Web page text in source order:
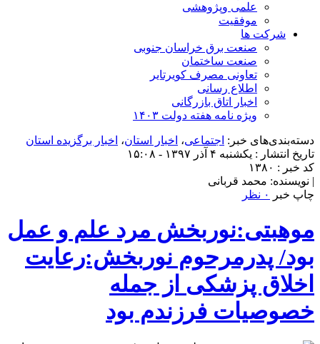
علمی وپژوهشی
موفقیت
شرکت ها
صنعت برق خراسان جنوبی
صنعت ساختمان
تعاونی مصرف کویرتایر
اطلاع رسانی
اخبار اتاق بازرگانی
ویژه نامه هفته دولت ۱۴۰۳
دسته‌بندی‌های خبر: اجتماعی، اخبار استان، اخبار برگزیده استان
تاریخ انتشار : یکشنبه ۴ آذر ۱۳۹۷ - ۱۵:۰۸
کد خبر : ۱۳۸۰
| نویسنده: محمد قربانی
چاپ خبر
۰ نظر
موهبتی:نوربخش مرد علم و عمل
بود/ پدرمرحوم نوربخش:رعایت
اخلاق پزشکی از جمله
خصوصیات فرزندم بود